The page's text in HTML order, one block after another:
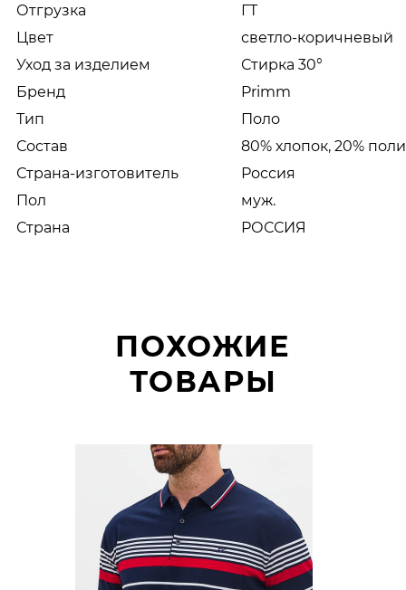
Отгрузка
ГТ
Цвет
светло-коричневый
Уход за изделием
Стирка 30°
Бренд
Primm
Тип
Поло
Состав
80% хлопок, 20%
Страна-изготовитель
Россия
Пол
муж.
Страна
РОССИЯ
ПОХОЖИЕ
ТОВАРЫ